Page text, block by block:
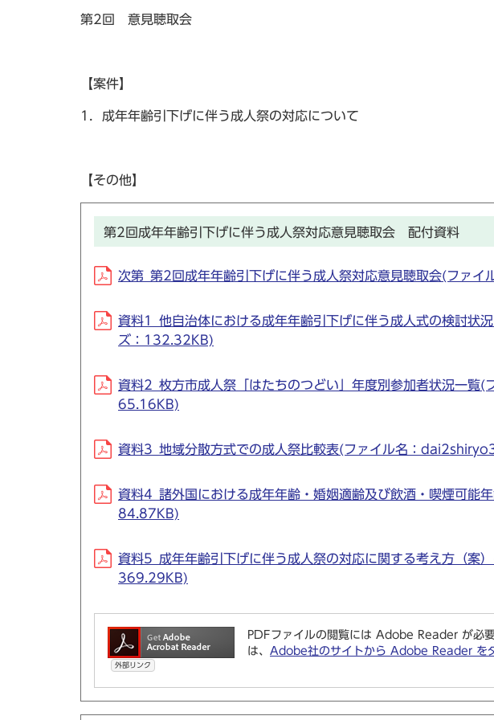
第2回 意見聴取会
【案件】
1．成年年齢引下げに伴う成人祭の対応について
【その他】
第2回成年年齢引下げに伴う成人祭対応意見聴取会 配付資料
次第_第2回成年年齢引下げに伴う成人祭対応意見聴取会(ファ
資料1_他自治体における成年年齢引下げに伴う成人式の検討
ズ：132.32KB)
資料2_枚方市成人祭「はたちのつどい」年度別参加者状況一覧
65.16KB)
資料3_地域分散方式での成人祭比較表(ファイル名：
資料4_諸外国における成年年齢・婚姻適齢及び飲酒・喫煙可能
84.87KB)
資料5_成年年齢引下げに伴う成人祭の対応に関する考え方（案
369.29KB)
外部リンク
PDFファイルの閲覧には Adobe Reader が必
は、 Adobe社のサイトから Adobe Reader を